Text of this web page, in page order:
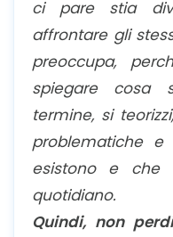
ci pare stia
affrontare gli
preoccupa,
spiegare cosa
termine, si
problematiche
esistono e che
quotidiano.
Quindi, non